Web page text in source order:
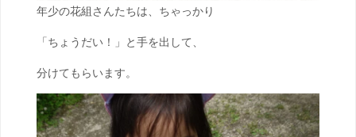
年少の花組さんたちは、ちゃっかり
「ちょうだい！」と手を出して、
分けてもらいます。